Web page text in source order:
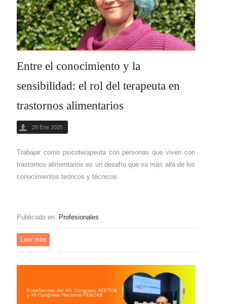
Entre el conocimiento y la
sensibilidad: el rol del terapeuta en
trastornos alimentarios
28 Ene 2025
Trabajar como psicoterapeuta con personas que viven con
trastornos alimentarios es un desafío que va más allá de los
conocimientos teóricos y técnicos.
Publicado en Profesionales
Leer más